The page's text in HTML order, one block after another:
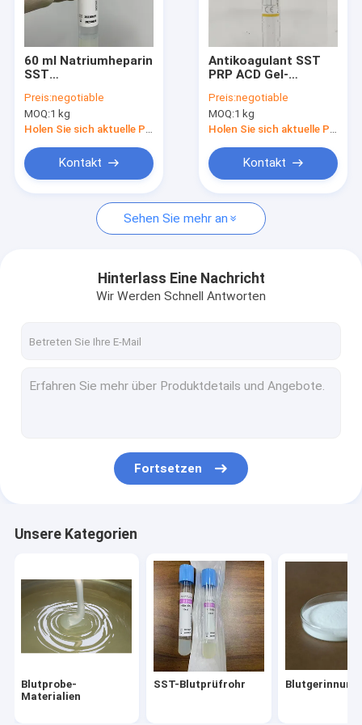
Fabrik Tour
Qualitätskontrolle
Referenzen
Blutprobe-Materialien
SST-Blutprüfrohr
Serum-Trennungs-Gel
Verbrauchsmaterialien für die medizinische Versorgung
60 ml Natriumheparin
SST
PRP Vacutainer
Preis:negotiable
MOQ:1 kg
Holen Sie sich aktuelle Preis
Kontakt
Antikoagulant SST
PRP ACD Gel-
Preis:negotiable
MOQ:1 kg
Holen Sie sich aktuelle Preis
Kontakt
Sehen Sie mehr an
Hinterlass Eine Nachricht
Wir Werden Schnell Antworten
Fortsetzen
Unsere Kategorien
Blutprobe-
Materialien
SST-Blutprüfrohr